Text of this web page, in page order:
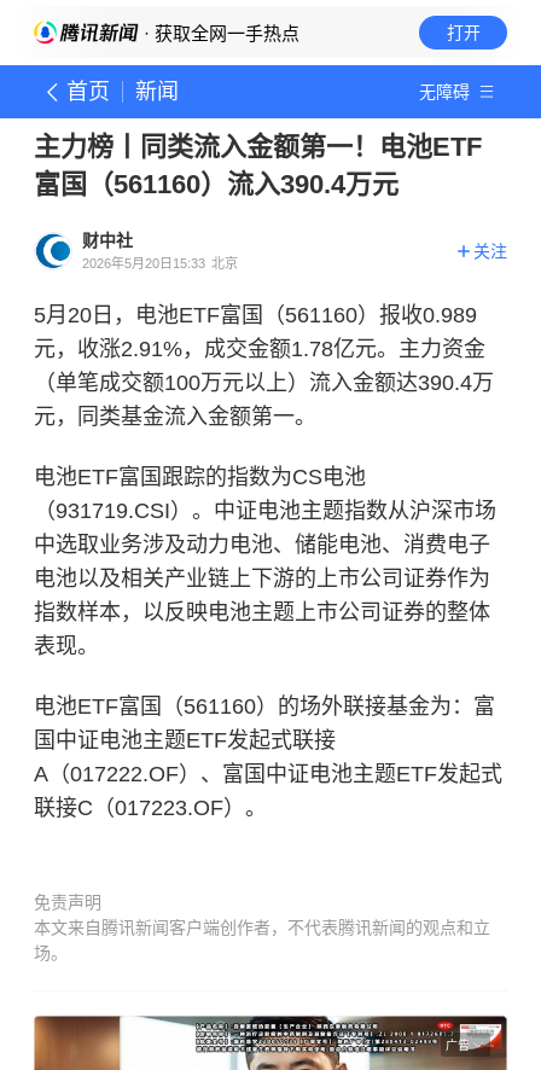
· 获取全网一手热点 打开
首页 新闻 无障碍
主力榜丨同类流入金额第一！电池ETF
富国（561160）流入390.4万元
财中社
2026年5月20日15:33 北京
关注
5月20日，电池ETF富国（561160）报收0.989
元，收涨2.91%，成交金额1.78亿元。主力资金
（单笔成交额100万元以上）流入金额达390.4万
元，同类基金流入金额第一。
电池ETF富国跟踪的指数为CS电池
（931719.CSI）。中证电池主题指数从沪深市场
中选取业务涉及动力电池、储能电池、消费电子
电池以及相关产业链上下游的上市公司证券作为
指数样本，以反映电池主题上市公司证券的整体
表现。
电池ETF富国（561160）的场外联接基金为：富
国中证电池主题ETF发起式联接
A（017222.OF）、富国中证电池主题ETF发起式
联接C（017223.OF）。
免责声明
本文来自腾讯新闻客户端创作者，不代表腾讯新闻的观点和立
场。
广告